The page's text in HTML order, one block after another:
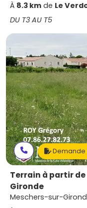
À 8.3 km de Le
DU T3 AU T5
Terrain à partir
Gironde
Meschers-sur-